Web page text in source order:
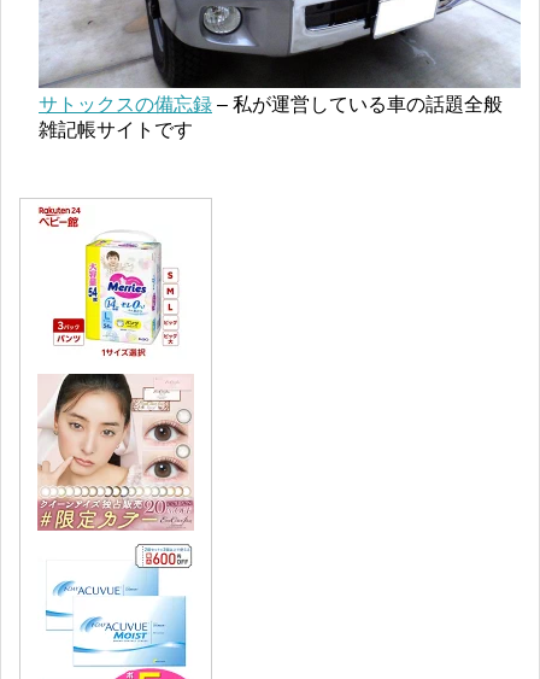
サトックスの備忘録 – 私が運営している車の話題全般
雑記帳サイトです